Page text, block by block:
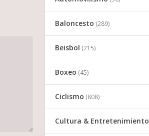
Baloncesto (289)
Beisbol (215)
Boxeo (45)
Ciclismo (808)
Cultura & Entretenimiento